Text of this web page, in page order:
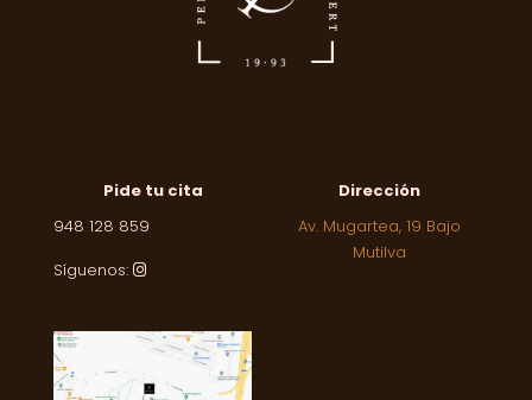
Pide tu cita
948 128 859
Síguenos:
Dirección
Av. Mugartea, 19 Bajo
Mutilva